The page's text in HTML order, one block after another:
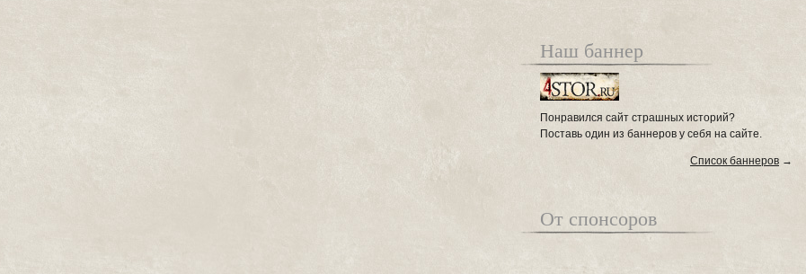
Наш баннер
Понравился сайт страшных историй?
Поставь один из баннеров у себя на сайте.
Список баннеров →
От спонсоров